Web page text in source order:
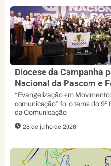
Diocese da Campanha
Nacional da Pascom e Fortalece
Evangelizadora
“Evangelização em
comunicação” foi o tema do 9º
da Comunicação
28 de julho de 2026